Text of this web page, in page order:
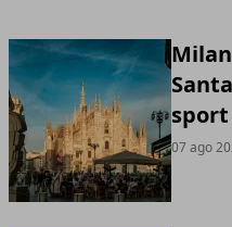
07 ago